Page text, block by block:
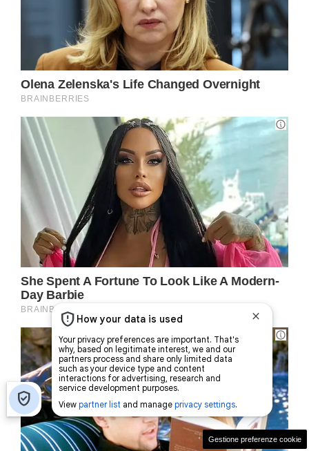
Gestione preferenze cookie